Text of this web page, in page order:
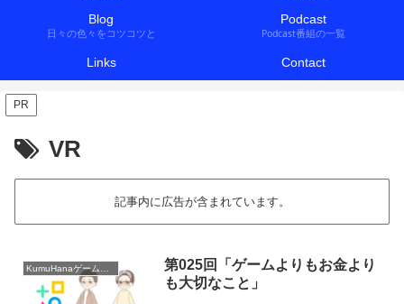
Blog
日々の色々をコツコツと
Podcast
Podcast番組の一覧
Links Contact
PR
VR
記事内に広告が含まれています。
第025回「ゲームよりもお金より
も大切なこと」